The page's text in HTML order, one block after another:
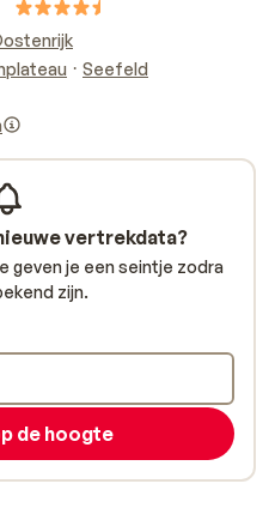
Seefeld
vertrekdata?
geven je een seintje zodra
zijn.
de hoogte